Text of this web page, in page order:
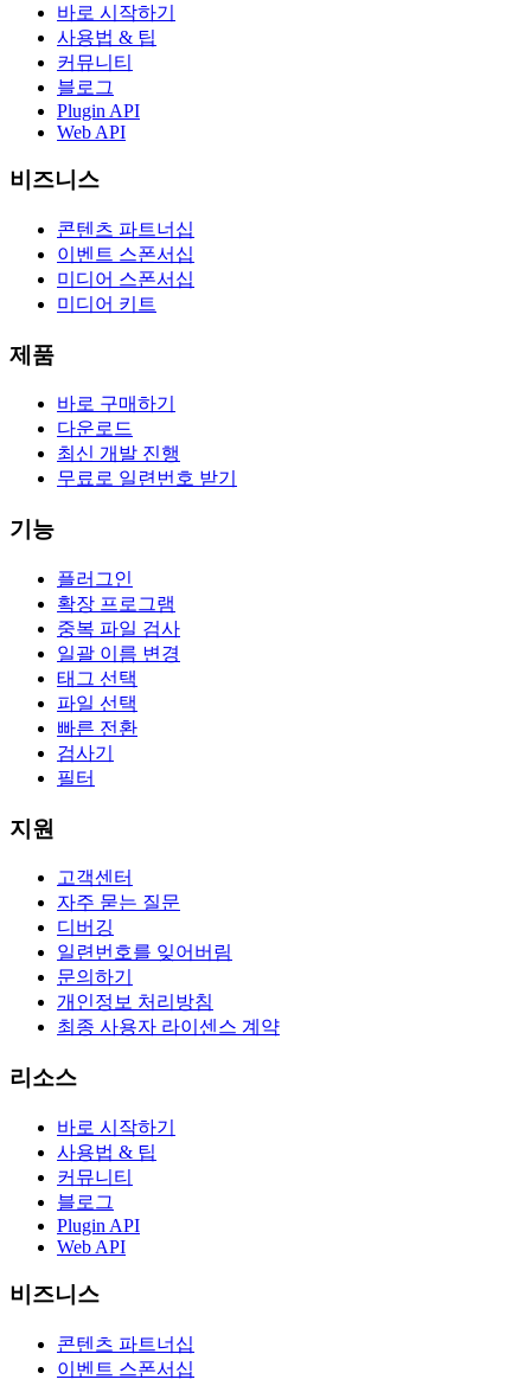
바로 시작하기
사용법 & 팁
커뮤니티
블로그
Plugin API
Web API
비즈니스
콘텐츠 파트너십
이벤트 스폰서십
미디어 스폰서십
미디어 키트
제품
바로 구매하기
다운로드
최신 개발 진행
무료로 일련번호 받기
기능
플러그인
확장 프로그램
중복 파일 검사
일괄 이름 변경
태그 선택
파일 선택
빠른 전환
검사기
필터
지원
고객센터
자주 묻는 질문
디버깅
일련번호를 잊어버림
문의하기
개인정보 처리방침
최종 사용자 라이센스 계약
리소스
바로 시작하기
사용법 & 팁
커뮤니티
블로그
Plugin API
Web API
비즈니스
콘텐츠 파트너십
이벤트 스폰서십